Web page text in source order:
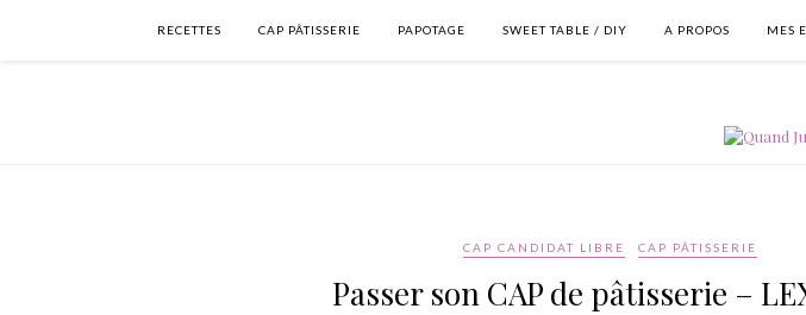
RECETTES CAP PÂTISSERIE PAPOTAGE SWEET TABLE / DIY A PROPOS MES
CAP CANDIDAT LIBRE CAP PÂTISSERIE
Passer son CAP de pâtisserie –